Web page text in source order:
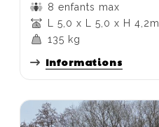
8 enfants max
L 5,0 x L 5,0 x H 4,2m
135 kg
Informations